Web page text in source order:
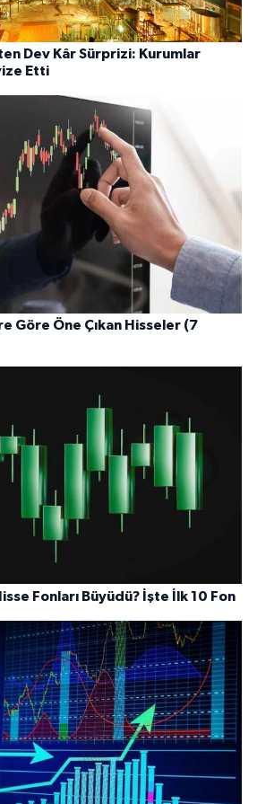
Dev Kâr Sürprizi: Kurumlar
Etti
Göre Öne Çıkan Hisseler (7
Fonları Büyüdü? İşte İlk 10 Fon